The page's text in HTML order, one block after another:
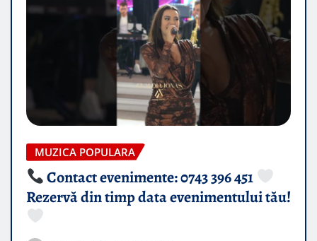
MUZICA POPULARA
Contact evenimente: 0743 396 451
Rezervă din timp data evenimentului tău!